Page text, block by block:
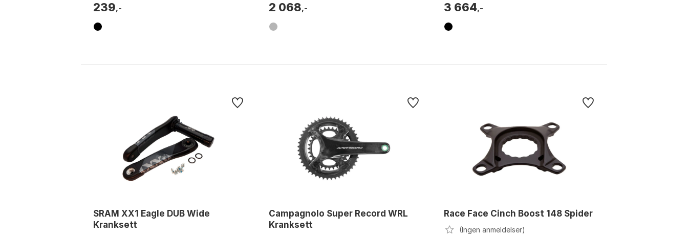
239,- 2 068,- 3 664,-
SRAM XX1 Eagle DUB Wide
Kranksett
Campagnolo Super Record WRL
Kranksett
Race Face Cinch Boost 148 Spider
(Ingen anmeldelser)